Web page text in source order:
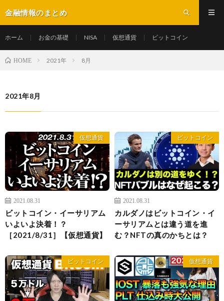
金融情報のまとめ
ホーム お金の基礎 NISA 仮想通貨 ビットコイン
HOME 2021年 8月
2021年8月
仮想通貨
2021.08.31
ビットコイン・イーサリアム
いよいよ決着！？
［2021/8/31］【仮想通貨】
ビットコイン
2021.08.31
カルダノはビットコイン・イ
ーサリアムとは違う道を進
む？NFTの真のかちとは？
ビットコイン 仮想通貨